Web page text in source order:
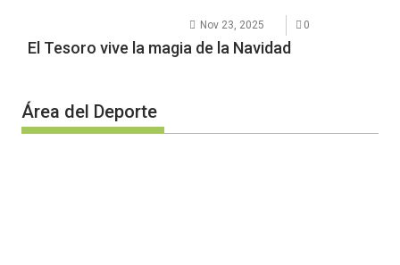
Nov 23, 2025 0
El Tesoro vive la magia de la Navidad
Área del Deporte